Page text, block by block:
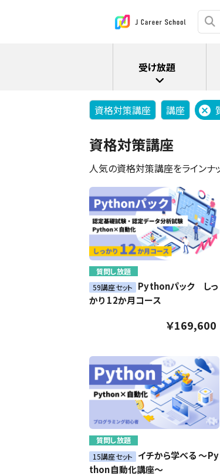
資格対策講座 講座
資格対策講座
人気の資格対策講座をラインナ
質問し放題
59講座セット
Pythonパック しっ
かり 12か月コース
￥169,600
質問し放題
15講座セット
イチから学べる ～Py
thon自動化講座～
受け放題